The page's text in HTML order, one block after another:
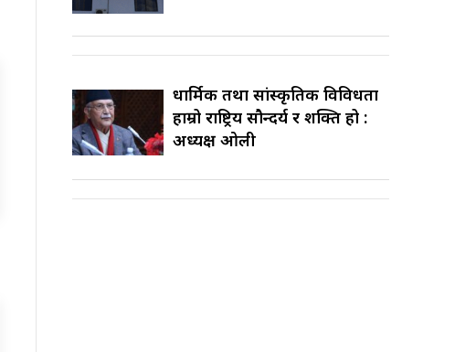
धार्मिक तथा सांस्कृतिक विविधता
हाम्रो राष्ट्रिय सौन्दर्य र शक्ति हो :
अध्यक्ष ओली